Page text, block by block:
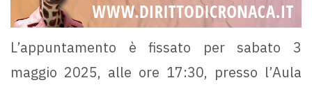
L’appuntamento è fissato per sabato 3
maggio 2025, alle ore 17:30, presso l’Aula